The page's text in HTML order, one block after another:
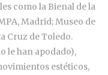
como la Bienal de la
Madrid; Museo de
Cruz de Toledo.
le han apodado),
estéticos,